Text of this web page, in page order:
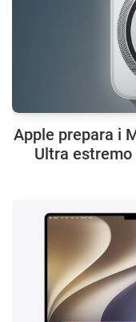
Apple prepara i
Ultra